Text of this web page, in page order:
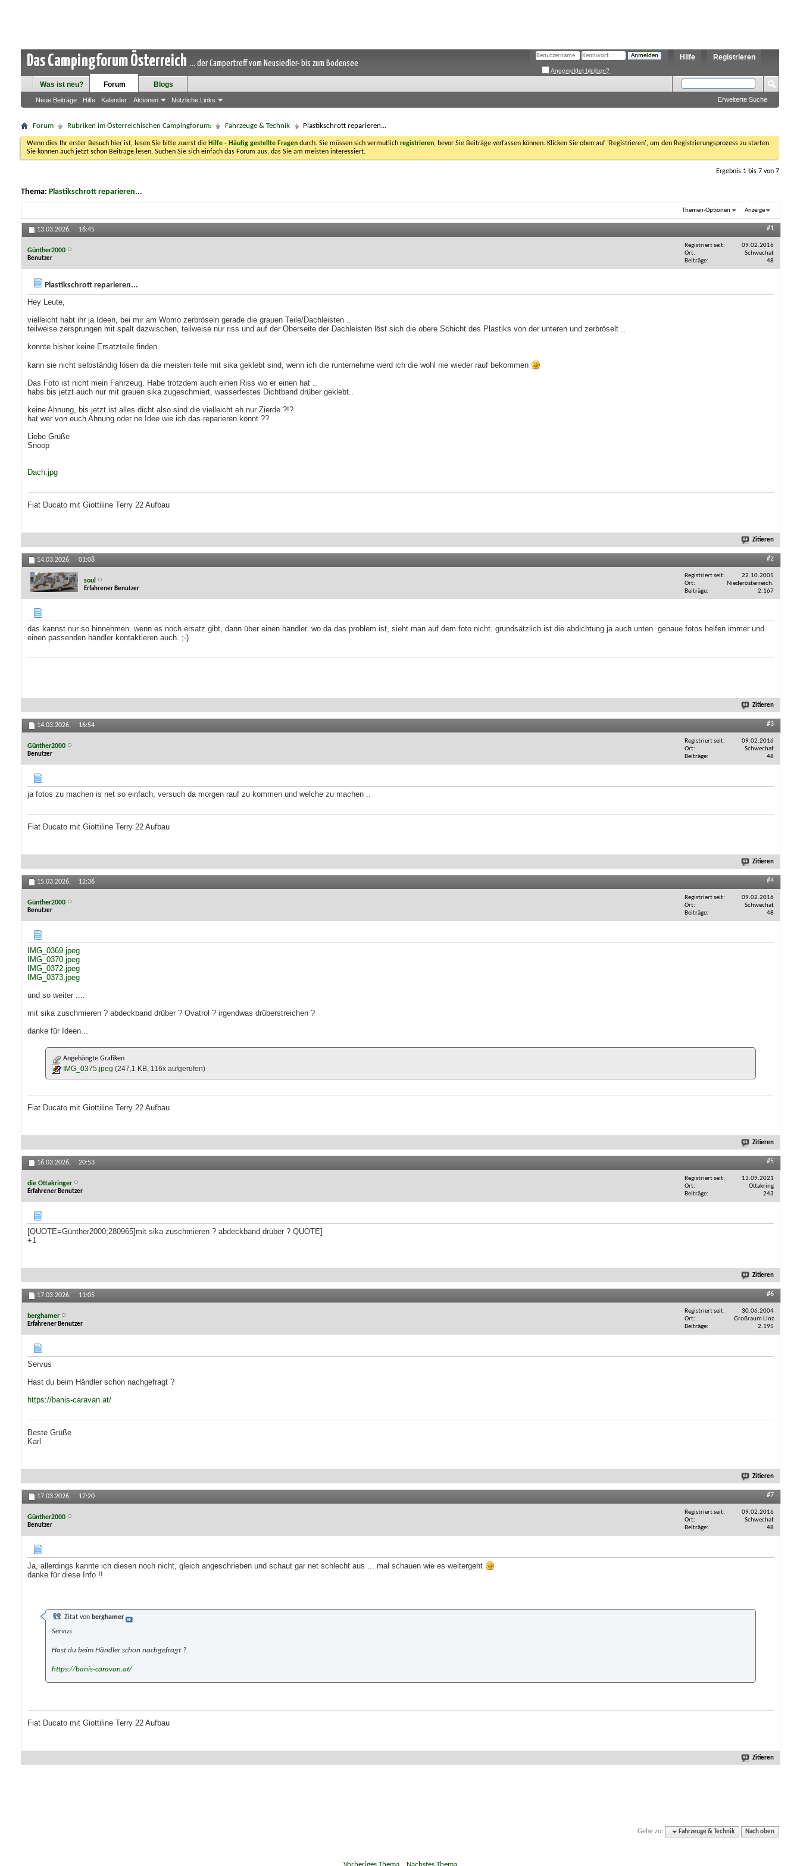
Das Campingforum Österreich ... der Campertreff vom Neusiedler- bis zum Bodensee
Registrieren
Hilfe
Angemeldet bleiben?
Was ist neu? Forum
Neue Beiträge Hilfe Kalender Aktionen Nützliche Links
Blogs
Erweiterte Suche
Forum Rubriken im Österreichischen Campingforum: Fahrzeuge & Technik Plastikschrott reparieren...
Wenn dies Ihr erster Besuch hier ist, lesen Sie bitte zuerst die Hilfe - Häufig gestellte Fragen durch. Sie müssen sich vermutlich registrieren, bevor Sie Beiträge verfassen können. Klicken Sie oben auf 'Registrieren', um den Registrierungsprozess zu starten.
Sie können auch jetzt schon Beiträge lesen. Suchen Sie sich einfach das Forum aus, das Sie am meisten interessiert.
Ergebnis 1 bis 7 von 7
Thema: Plastikschrott reparieren...
Themen-Optionen Anzeige
13.03.2026, 16:45 #1
Günther2000
Benutzer
Registriert seit
09.02.2016
Ort
Schwechat
Beiträge
48
Plastikschrott reparieren...
Hey Leute,
vielleicht habt ihr ja Ideen, bei mir am Womo zerbröseln gerade die grauen Teile/Dachleisten ..
teilweise zersprungen mit spalt dazwischen, teilweise nur riss und auf der Oberseite der Dachleisten löst sich die obere Schicht des Plastiks von der unteren und zerbröselt ..
konnte bisher keine Ersatzteile finden.
kann sie nicht selbständig lösen da die meisten teile mit sika geklebt sind, wenn ich die runternehme werd ich die wohl nie wieder rauf bekommen
Das Foto ist nicht mein Fahrzeug. Habe trotzdem auch einen Riss wo er einen hat ..
habs bis jetzt auch nur mit grauen sika zugeschmiert, wasserfestes Dichtband drüber geklebt..
keine Ahnung, bis jetzt ist alles dicht also sind die vielleicht eh nur Zierde ?!?
hat wer von euch Ahnung oder ne Idee wie ich das reparieren könnt ??
Liebe Grüße
Snoop
Dach.jpg
Fiat Ducato mit Giottiline Terry 22 Aufbau
Zitieren
14.03.2026, 01:08 #2
soul
Erfahrener Benutzer
Registriert seit
22.10.2005
Ort
Niederösterreich.
Beiträge
2.167
das kannst nur so hinnehmen. wenn es noch ersatz gibt, dann über einen händler. wo da das problem ist, sieht man auf dem foto nicht. grundsätzlich ist die abdichtung ja auch unten. genaue fotos helfen immer und
einen passenden händler kontaktieren auch. ;-)
Zitieren
14.03.2026, 16:54 #3
Günther2000
Benutzer
Registriert seit
09.02.2016
Ort
Schwechat
Beiträge
48
ja fotos zu machen is net so einfach, versuch da morgen rauf zu kommen und welche zu machen ..
Fiat Ducato mit Giottiline Terry 22 Aufbau
Zitieren
15.03.2026, 12:36 #4
Günther2000
Benutzer
Registriert seit
09.02.2016
Ort
Schwechat
Beiträge
48
IMG_0369.jpeg
IMG_0370.jpeg
IMG_0372.jpeg
IMG_0373.jpeg
und so weiter ....
mit sika zuschmieren ? abdeckband drüber ? Ovatrol ? irgendwas drüberstreichen ?
danke für Ideen...
Angehängte Grafiken
IMG_0375.jpeg (247,1 KB, 116x aufgerufen)
Fiat Ducato mit Giottiline Terry 22 Aufbau
Zitieren
16.03.2026, 20:53 #5
die Ottakringer
Erfahrener Benutzer
Registriert seit
13.09.2021
Ort
Ottakring
Beiträge
243
[QUOTE=Günther2000;280965]mit sika zuschmieren ? abdeckband drüber ? QUOTE]
+1
Zitieren
17.03.2026, 11:05 #6
berghamer
Erfahrener Benutzer
Registriert seit
30.06.2004
Ort
Großraum Linz
Beiträge
2.195
Servus
Hast du beim Händler schon nachgefragt ?
https://banis-caravan.at/
Beste Grüße
Karl
Zitieren
17.03.2026, 17:20 #7
Günther2000
Benutzer
Registriert seit
09.02.2016
Ort
Schwechat
Beiträge
48
Ja, allerdings kannte ich diesen noch nicht, gleich angeschrieben und schaut gar net schlecht aus ... mal schauen wie es weitergeht
danke für diese Info !!
Zitat von berghamer
Servus
Hast du beim Händler schon nachgefragt ?
https://banis-caravan.at/
Fiat Ducato mit Giottiline Terry 22 Aufbau
Zitieren
Gehe zu: Fahrzeuge & Technik Nach oben